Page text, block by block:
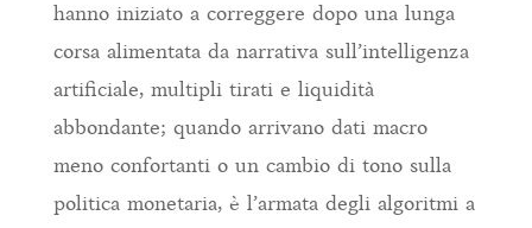
hanno iniziato a correggere dopo una lunga
corsa alimentata da narrativa sull’intelligenza
artificiale, multipli tirati e liquidità
abbondante; quando arrivano dati macro
meno confortanti o un cambio di tono sulla
politica monetaria, è l’armata degli algoritmi a